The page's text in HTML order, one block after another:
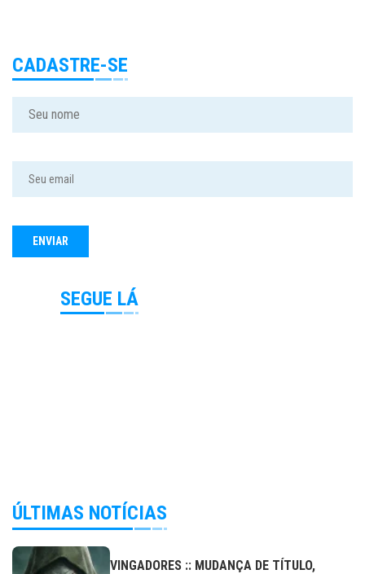
CADASTRE-SE
SEGUE LÁ
ÚLTIMAS NOTÍCIAS
VINGADORES :: MUDANÇA DE TÍTULO,